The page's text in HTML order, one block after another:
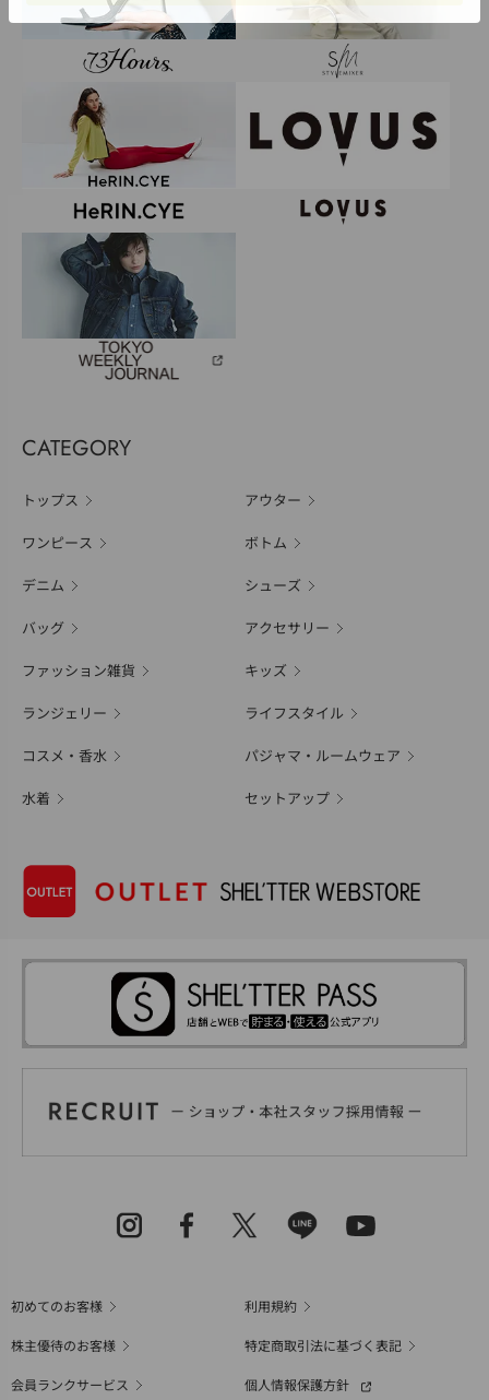
CATEGORY
トップス アウター
ワンピース ボトム
デニム シューズ
バッグ アクセサリー
ファッション雑貨 キッズ
ランジェリー ライフスタイル
コスメ・香水 パジャマ・ルームウェア
水着 セットアップ
初めてのお客様
利用規約
株主優待のお客様
特定商取引法に基づく表記
会員ランクサービス
個人情報保護方針